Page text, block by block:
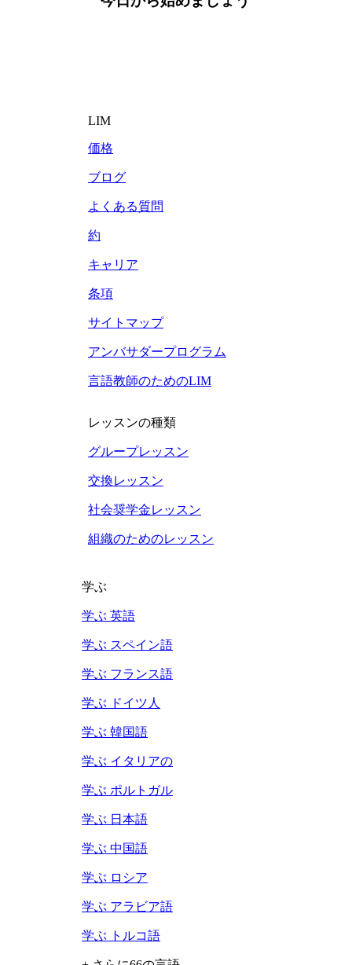
LIM
価格
ブログ
よくある質問
約
キャリア
条項
サイトマップ
アンバサダープログラム
言語教師のためのLIM
レッスンの種類
グループレッスン
交換レッスン
社会奨学金レッスン
組織のためのレッスン
学ぶ
学ぶ 英語
学ぶ スペイン語
学ぶ フランス語
学ぶ ドイツ人
学ぶ 韓国語
学ぶ イタリアの
学ぶ ポルトガル
学ぶ 日本語
学ぶ 中国語
学ぶ ロシア
学ぶ アラビア語
学ぶ トルコ語